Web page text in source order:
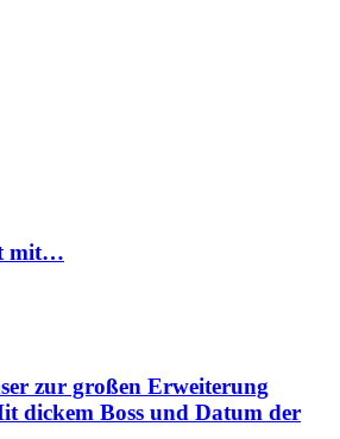
mit…
zur großen Erweiterung
dickem Boss und Datum der